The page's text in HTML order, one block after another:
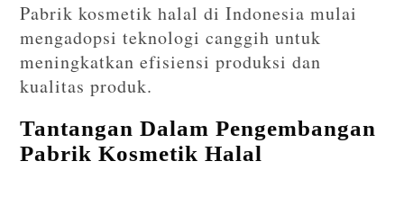
Pabrik kosmetik halal di Indonesia mulai
mengadopsi teknologi canggih untuk
meningkatkan efisiensi produksi dan
kualitas produk.
Tantangan Dalam Pengembangan
Pabrik Kosmetik Halal